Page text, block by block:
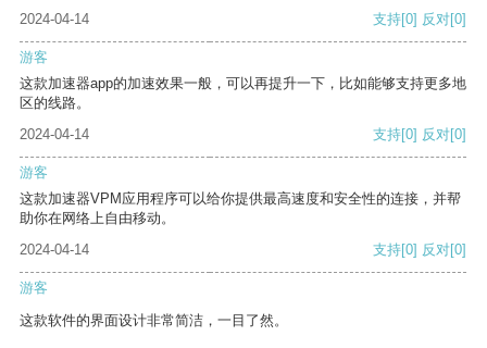
2024-04-14 支持[0] 反对[0]
游客
这款加速器app的加速效果一般，可以再提升一下，比如能够支持更多地
区的线路。
2024-04-14
支持[0] 反对[0]
游客
这款加速器VPM应用程序可以给你提供最高速度和安全性的连接，并帮
助你在网络上自由移动。
2024-04-14
支持[0] 反对[0]
游客
这款软件的界面设计非常简洁，一目了然。